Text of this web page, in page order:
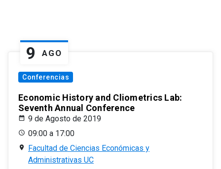
9 AGO
Conferencias
Economic History and Cliometrics Lab:
Seventh Annual Conference
9 de Agosto de 2019
09:00 a 17:00
Facultad de Ciencias Económicas y
Administrativas UC